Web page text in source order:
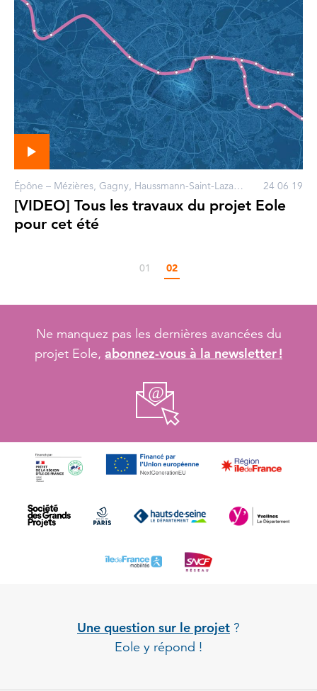
Épône – Mézières, Gagny, Haussmann-Saint-Lazare - Magenta, Houilles – Carrières-sur-Seine, La Défense, Mantes Station, Mantes-la-Jolie, Nanterre, Poissy, Porte Maillot, Rosa Parks, Bezons, Courbevoie, Gargenville, Issou, Neuilly-sur-Seine, Paris 24 06 19
[VIDEO] Tous les travaux du projet Eole
pour cet été
01 02
Ne manquez pas les dernières avancées du
projet Eole, abonnez-vous à la newsletter !
Une question sur le projet ?
Eole y répond !